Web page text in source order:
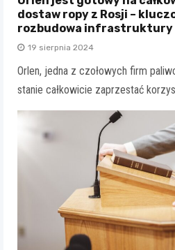
dostaw ropy z Rosji –
rozbudowa infrastruktury
19 sierpnia 2024
Orlen, jedna z czołowych firm
stanie całkowicie zaprzestać